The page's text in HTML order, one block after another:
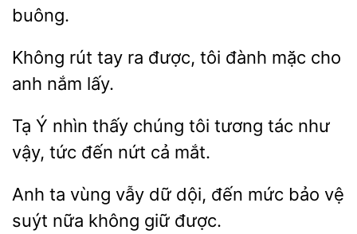
buông.
rút tay ra được,
đành mặc cho
nắm lấy.
Ý nhìn thấy chúng tôi
tác
vậy, tức đến nứt cả mắt.
Anh ta dữ
đến mức bảo vệ
suýt nữa không giữ được.